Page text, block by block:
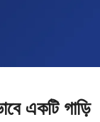
একটি গাড়ি